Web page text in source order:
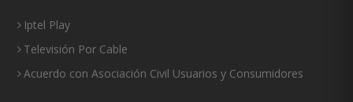
Iptel Play
Televisión Por Cable
Acuerdo con Asociación Civil Usuarios y Consumidores